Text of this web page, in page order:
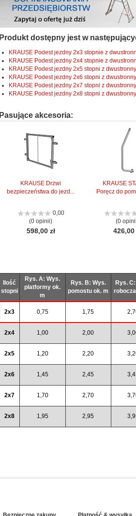
Produkt dostępny jest w
KRAUSE Podest jezdny 2x3 stopnie z
KRAUSE Podest jezdny 2x4 stopnie z
KRAUSE Podest jezdny 2x5 stopni z
KRAUSE Podest jezdny 2x6 stopni z
KRAUSE Podest jezdny 2x7 stopni z
KRAUSE Podest jezdny 2x8 stopni z
Pasujące akcesoria:
KRAUSE Drzwi
bezpieczeństwa do jezd...
0,00
(0 opinii)
598,00 zł
KRAUSE
Poręcz do
(0
426,00
Ilość
stopni
Rys. A: Wys.
platformy ok.
m
Rys. B: Wys.
pomostu ok. m
Rys.
2x3 0,75 1,75
2x4 1,00 2,00
2x5 1,20 2,20
2x6 1,45 2,45
2x7 1,70 2,70
2x8 1,95 2,95